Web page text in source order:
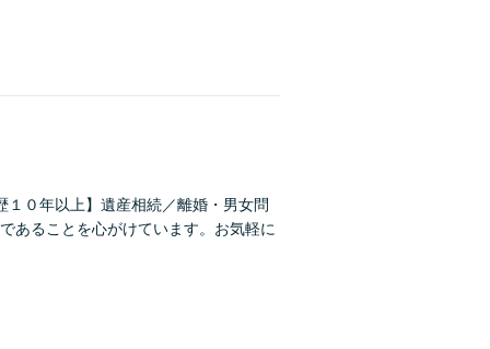
１０年以上】遺産相続／離婚・男女問
あることを心がけています。お気軽に